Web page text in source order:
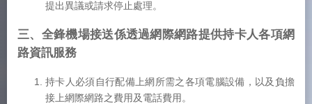
提出異議或請求停止處理。
三、全鋒機場接送係透過網際網路提供持卡人各項網
路資訊服務
持卡人必須自行配備上網所需之各項電腦設備，以及負擔
接上網際網路之費用及電話費用。